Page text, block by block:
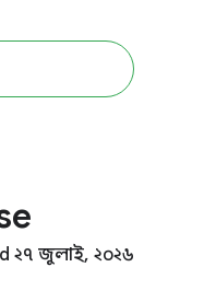
২৭ জুলাই, ২০২৬